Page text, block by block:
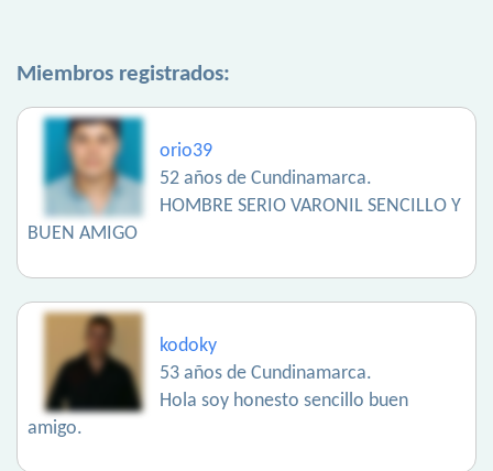
Miembros registrados:
orio39
52 años de Cundinamarca.
HOMBRE SERIO VARONIL SENCILLO Y
BUEN AMIGO
kodoky
53 años de Cundinamarca.
Hola soy honesto sencillo buen
amigo.